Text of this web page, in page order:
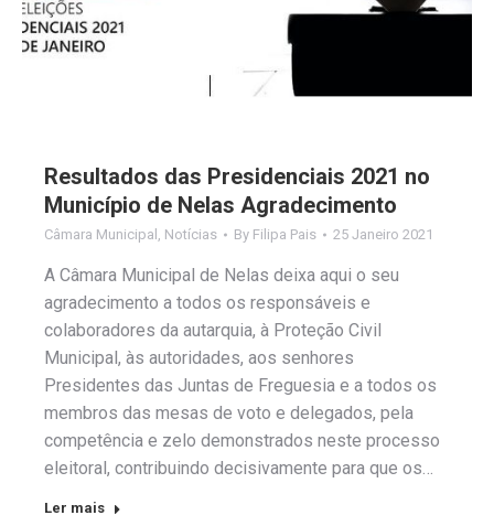
Resultados das Presidenciais 2021 no
Município de Nelas Agradecimento
Câmara Municipal Notícias By Filipa Pais 25 Janeiro 2021
A Câmara Municipal de Nelas deixa aqui o seu
agradecimento a todos os responsáveis e
colaboradores da autarquia, à Proteção Civil
Municipal, às autoridades, aos senhores
Presidentes das Juntas de Freguesia e a todos os
membros das mesas de voto e delegados, pela
competência e zelo demonstrados neste processo
eleitoral, contribuindo decisivamente para que os…
Ler mais